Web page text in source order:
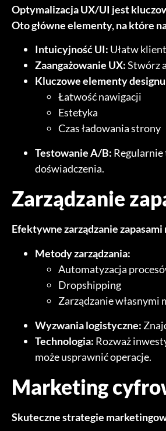
Optymalizacja UX/UI jest
Oto główne elementy, na które
Intuicyjność UI: Ułatw
Zaangażowanie UX:Stwórz
Kluczowe elementy
Łatwość nawigacji
Estetyka
Czas ładowania strony
Testowanie A/B:
doświadczenia.
Zarządzanie
Efektywne zarządzanie
Metody zarządzania:
Automatyzacja
Dropshipping
Zarządzanie własnymi
Wyzwania logistyczne:
Technologia: Rozważ
może usprawnić operacje.
Marketing
Skuteczne strategie